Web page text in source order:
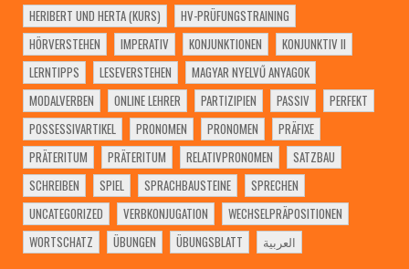
HERIBERT UND HERTA (KURS)
HV-PRÜFUNGSTRAINING
HÖRVERSTEHEN
IMPERATIV KONJUNKTIONEN
KONJUNKTIV II
LERNTIPPS
LESEVERSTEHEN
MAGYAR NYELVŰ ANYAGOK
MODALVERBEN
ONLINE LEHRER PARTIZIPIEN PASSIV
PERFEKT
POSSESSIVARTIKEL
PRONOMEN PRONOMEN
PRÄFIXE
PRÄTERITUM
PRÄTERITUM RELATIVPRONOMEN
SATZBAU
SCHREIBEN
SPIEL SPRACHBAUSTEINE
SPRECHEN
UNCATEGORIZED
VERBKONJUGATION
WECHSELPRÄPOSITIONEN
WORTSCHATZ
ÜBUNGEN ÜBUNGSBLATT العربية